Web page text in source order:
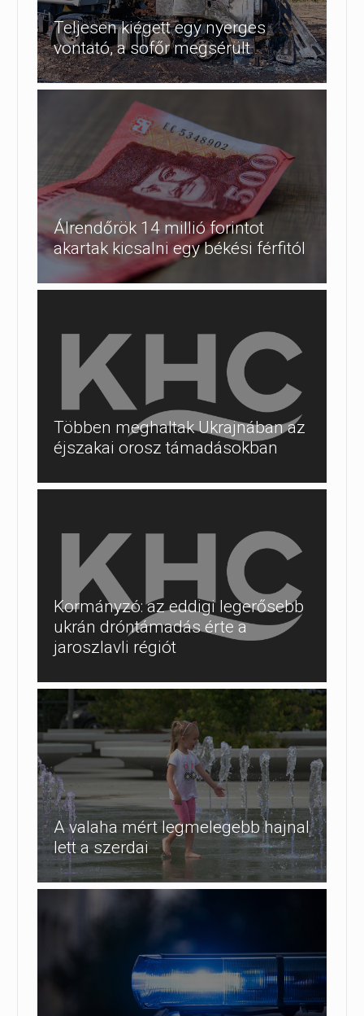
Teljesen kiégett egy nyerges
vontató, a sofőr megsérült
Álrendőrök 14 millió forintot
akartak kicsalni egy békési férfitól
Többen meghaltak Ukrajnában az
éjszakai orosz támadásokban
Kormányzó: az eddigi legerősebb
ukrán dróntámadás érte a
jaroszlavli régiót
A valaha mért legmelegebb hajnal
lett a szerdai